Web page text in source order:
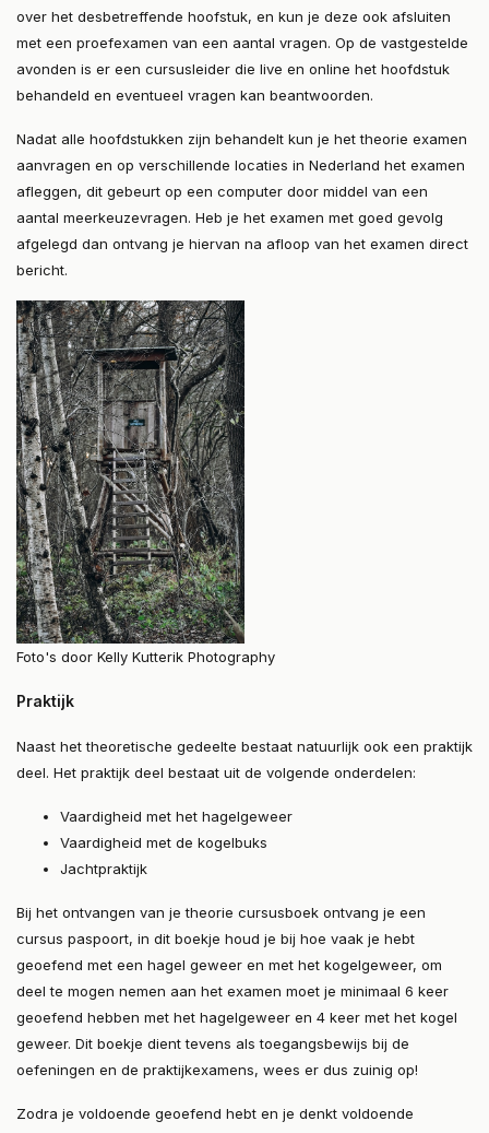
over het desbetreffende hoofstuk, en kun je deze ook afsluiten
met een proefexamen van een aantal vragen. Op de vastgestelde
avonden is er een cursusleider die live en online het hoofdstuk
behandeld en eventueel vragen kan beantwoorden.
Nadat alle hoofdstukken zijn behandelt kun je het theorie examen
aanvragen en op verschillende locaties in Nederland het examen
afleggen, dit gebeurt op een computer door middel van een
aantal meerkeuzevragen. Heb je het examen met goed gevolg
afgelegd dan ontvang je hiervan na afloop van het examen direct
bericht.
Foto's door Kelly Kutterik Photography
Praktijk
Naast het theoretische gedeelte bestaat natuurlijk ook een praktijk
deel. Het praktijk deel bestaat uit de volgende onderdelen:
Vaardigheid met het hagelgeweer
Vaardigheid met de kogelbuks
Jachtpraktijk
Bij het ontvangen van je theorie cursusboek ontvang je een
cursus paspoort, in dit boekje houd je bij hoe vaak je hebt
geoefend met een hagel geweer en met het kogelgeweer, om
deel te mogen nemen aan het examen moet je minimaal 6 keer
geoefend hebben met het hagelgeweer en 4 keer met het kogel
geweer. Dit boekje dient tevens als toegangsbewijs bij de
oefeningen en de praktijkexamens, wees er dus zuinig op!
Zodra je voldoende geoefend hebt en je denkt voldoende